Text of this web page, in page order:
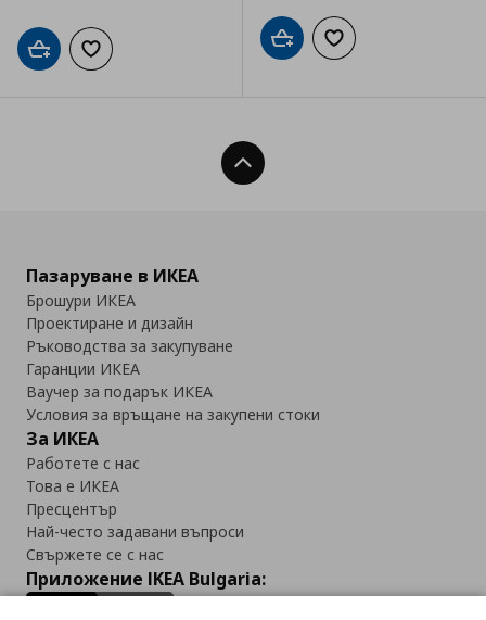
Добави в кошницата
Добави към списъка с любими
Добави в кошницата
Добави към
Нагоре
Пазаруване в ИКЕА
Брошури ИКЕА
Проектиране и дизайн
Ръководства за закупуване
Гаранции ИКЕА
Ваучер за подарък ИКЕА
Условия за връщане на закупени стоки
За ИКЕА
Работете с нас
Това е ИКЕА
Пресцентър
Най-често задавани въпроси
Свържете се с нас
Приложение IKEA Bulgaria: